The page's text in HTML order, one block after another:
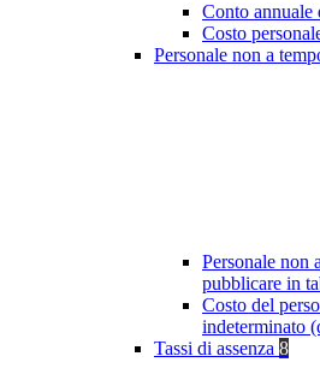
Conto annuale
Costo
Personale non a
Personale non
pubblicare in
Costo del
indeterminato
Tassi di assenza 8